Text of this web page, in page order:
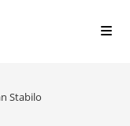
Stabilo